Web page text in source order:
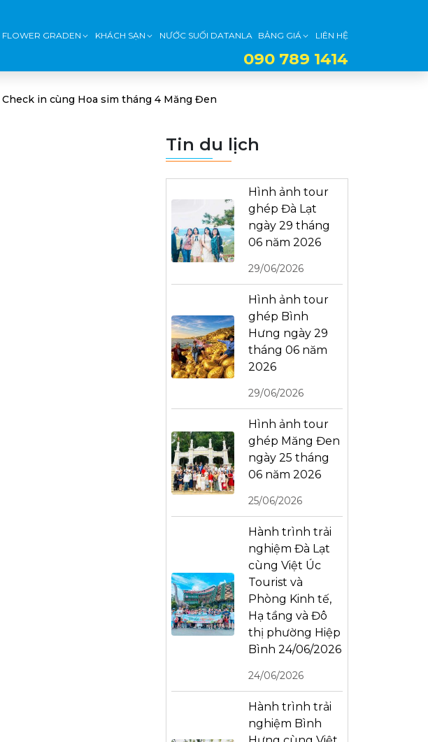
FLOWER GRADEN KHÁCH SẠN NƯỚC SUỐI DATANLA BẢNG GIÁ LIÊN HỆ
090 789 1414
Check in cùng Hoa sim tháng 4 Măng Đen
Tin du lịch
Hình ảnh tour
ghép Đà Lạt
ngày 29 tháng
06 năm 2026
29/06/2026
Hình ảnh tour
ghép Bình
Hưng ngày 29
tháng 06 năm
2026
29/06/2026
Hình ảnh tour
ghép Măng Đen
ngày 25 tháng
06 năm 2026
25/06/2026
Hành trình trải
nghiệm Đà Lạt
cùng Việt Úc
Tourist và
Phòng Kinh tế,
Hạ tầng và Đô
thị phường Hiệp
Bình 24/06/2026
24/06/2026
Hành trình trải
nghiệm Bình